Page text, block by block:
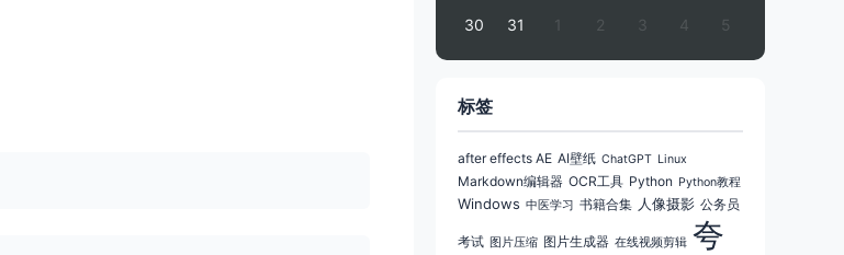
30 31 1 2 3 4 5
标签
after effects AE AI壁纸 ChatGPT Linux
Markdown编辑器 OCR工具 Python Python教程
Windows 中医学习 书籍合集 人像摄影 公务员
考试 图片压缩 图片生成器 在线视频剪辑 夸